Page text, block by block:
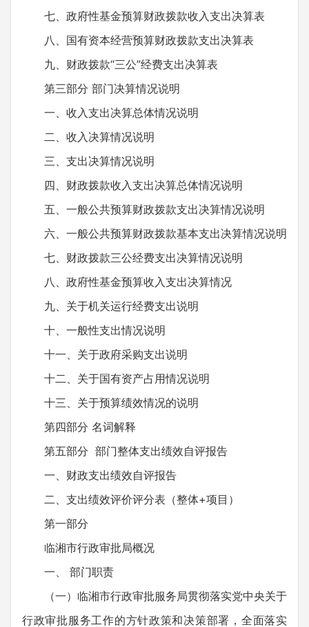
七、政府性基金预算财政拨款收入支出决算表
八、国有资本经营预算财政拨款支出决算表
九、财政拨款“三公”经费支出决算表
第三部分 部门决算情况说明
一、收入支出决算总体情况说明
二、收入决算情况说明
三、支出决算情况说明
四、财政拨款收入支出决算总体情况说明
五、一般公共预算财政拨款支出决算情况说明
六、一般公共预算财政拨款基本支出决算情况说明
七、财政拨款三公经费支出决算情况说明
八、政府性基金预算收入支出决算情况
九、关于机关运行经费支出说明
十、一般性支出情况说明
十一、关于政府采购支出说明
十二、关于国有资产占用情况说明
十三、关于预算绩效情况的说明
第四部分 名词解释
第五部分 部门整体支出绩效自评报告
一、财政支出绩效自评报告
二、支出绩效评价评分表（整体+项目）
第一部分
临湘市行政审批局概况
一、 部门职责
（一）临湘市行政审批服务局贯彻落实党中央关于
行政审批服务工作的方针政策和决策部署，全面落实